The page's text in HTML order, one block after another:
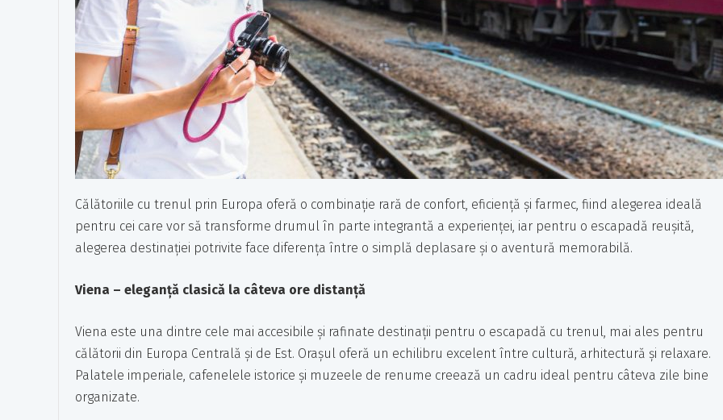
Călătoriile cu trenul prin Europa oferă o combinație rară de confort, eficiență și farmec, fiind alegerea ideală
pentru cei care vor să transforme drumul în parte integrantă a experienței, iar pentru o escapadă reușită,
alegerea destinației potrivite face diferența între o simplă deplasare și o aventură memorabilă.
Viena – eleganță clasică la câteva ore distanță
Viena este una dintre cele mai accesibile și rafinate destinații pentru o escapadă cu trenul, mai ales pentru
călătorii din Europa Centrală și de Est. Orașul oferă un echilibru excelent între cultură, arhitectură și relaxare.
Palatele imperiale, cafenelele istorice și muzeele de renume creează un cadru ideal pentru câteva zile bine
organizate.